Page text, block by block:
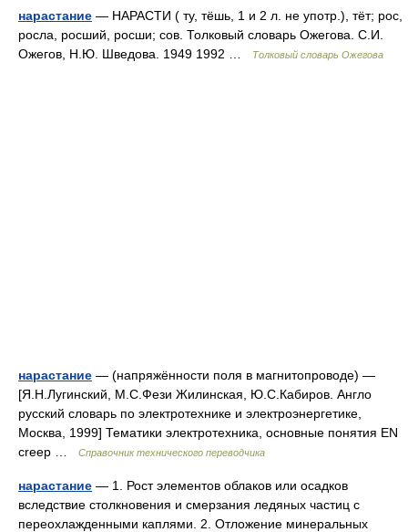
нарастание — НАРАСТИ ( ту, тёшь, 1 и 2 л. не употр.), тёт; рос,
росла, росший, росши; сов. Толковый словарь Ожегова. С.И.
Ожегов, Н.Ю. Шведова. 1949 1992 …
Толковый словарь Ожегова
нарастание — (напряжённости поля в магнитопроводе) —
[Я.Н.Лугинский, М.С.Фези Жилинская, Ю.С.Кабиров. Англо
русский словарь по электротехнике и электроэнергетике,
Москва, 1999] Тематики электротехника, основные понятия EN
creep …
Справочник технического переводчика
нарастание — 1. Рост элементов облаков или осадков
вследствие столкновения и смерзания ледяных частиц с
переохлажденными каплями. 2. Отложение минеральных